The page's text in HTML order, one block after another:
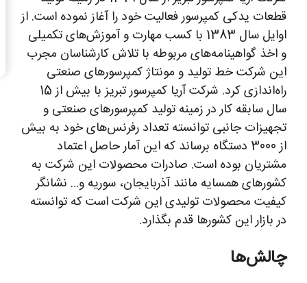
قطعات یدکی کمپرسور فعالیت خود را آغاز نموده است. از
اوایل سال 1383 با کسب مهارت و آموزش‌های تکمیلی
و اخذ گواهینامه‌های مربوطه با تلاش کارشناسان مجرب
این شرکت خط تولید و مونتاژ کمپرسورهای صنعتی
راه‌اندازی کرد. شرکت آریا کمپرسور تبریز با بیش از 15
سال سابقه کار در زمینه تولید کمپرسورهای صنعتی و
تجهیزات جانبی توانسته تعداد رفرنس‌های خود به بیش
از 3000 دستگاه برساند که این آمار حاصل اعتماد
مشتریان بوده است. صادرات محصولات این شرکت به
کشورهای همسایه مانند آذربایجان، سوریه و… نشانگر
کیفیت محصولات تولیدی این شرکت است که توانسته
در بازار این کشورها قدم بگذارد.
چالش‌ها
فهرست مطالب